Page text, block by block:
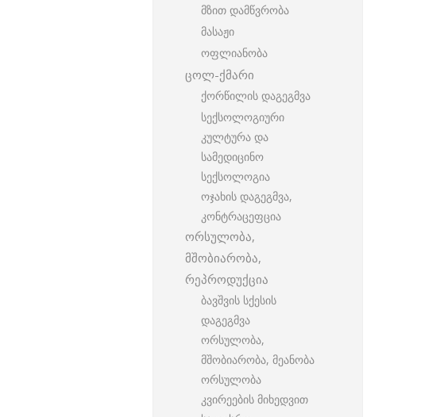
მზით დამწვრობა
მასაჟი
ოფლიანობა
ცოლ-ქმარი
ქორწილის დაგეგმვა
სექსოლოგიური
კულტურა და
სამედიცინო
სექსოლოგია
ოჯახის დაგეგმვა,
კონტრაცეფცია
ორსულობა,
მშობიარობა,
რეპროდუქცია
ბავშვის სქესის
დაგეგმვა
ორსულობა,
მშობიარობა, მეანობა
ორსულობა
კვირეების მიხედვით